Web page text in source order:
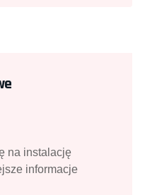
na instalację
informacje